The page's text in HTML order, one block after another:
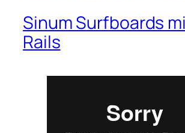
Sinum Surfboards
Rails